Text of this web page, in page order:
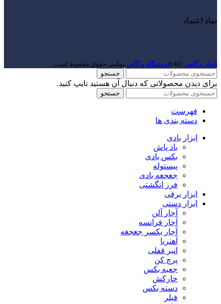
نماد اعتماد
ابزار پرگاس 1401فروشگاه پرگاس .تمامی حقوق محفوظ است.
جستجو
برای دیدن محصولاتی که دنبال آن هستید تایپ کنید.
جستجو
فهرست
دسته بندی ها
ابزار بادی
باد پاش
بکس بادی
پیستوله
جغجغه بادی
فرز انگشتی
ابزار برقی
ابزار دستی
آچار آلن
آچار فرانسه
آچار یکسر جغجغه
آهنربا
انبر قفلی
پرچ کن
جعبه بکس
خارکش
دسته بکس
فیلر